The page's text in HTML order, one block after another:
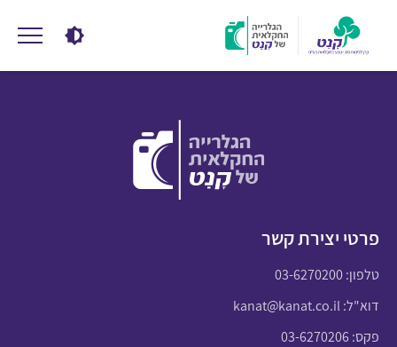
פרטי יצירת קשר
טלפון:03-6270200
דוא"ל:kanat@kanat.co.il
פקס: 03-6270206